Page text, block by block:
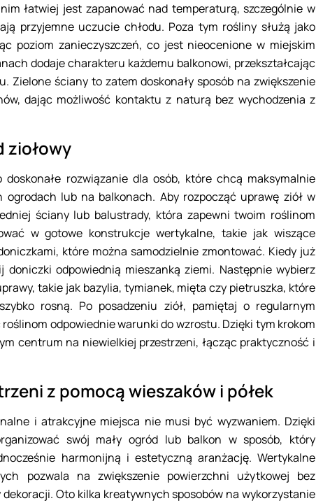
łatwiej jest zapanować nad temperaturą, szczególnie w
przyjemne uczucie chłodu. Poza tym rośliny służą jako
poziom zanieczyszczeń, co jest nieocenione w miejskim
dodaje charakteru każdemu balkonowi, przekształcając
Zielone ściany to zatem doskonały sposób na zwiększenie
dając możliwość kontaktu z naturą bez wychodzenia z
ziołowy
rozwiązanie dla osób, które chcą maksymalnie
lub na balkonach. Aby rozpocząć uprawę ziół w
ściany lub balustrady, która zapewni twoim roślinom
w gotowe konstrukcje wertykalne, takie jak wiszące
które można samodzielnie zmontować. Kiedy już
odpowiednią mieszanką ziemi. Następnie wybierz
takie jak bazylia, tymianek, mięta czy pietruszka, które
rosną. Po posadzeniu ziół, pamiętaj o regularnym
odpowiednie warunki do wzrostu. Dzięki tym krokom
centrum na niewielkiej przestrzeni, łącząc praktyczność i
z pomocą wieszaków i półek
i atrakcyjne miejsca nie musi być wyzwaniem. Dzięki
swój mały ogród lub balkon w sposób, który
harmonijną i estetyczną aranżację. Wertykalne
pozwala na zwiększenie powierzchni użytkowej bez
Oto kilka kreatywnych sposobów na wykorzystanie